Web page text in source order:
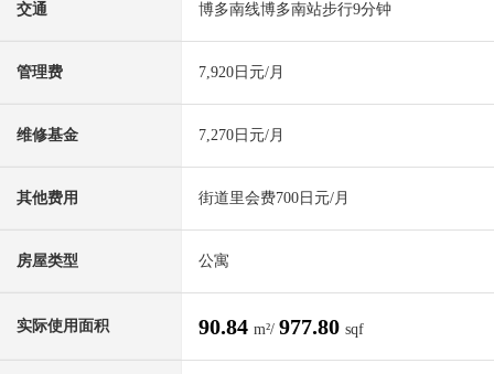
交通 博多南线博多南站步行9分钟
管理费 7,920日元/月
维修基金 7,270日元/月
其他费用 街道里会费700日元/月
房屋类型 公寓
实际使用面积 90.84 m²/ 977.80 sqf